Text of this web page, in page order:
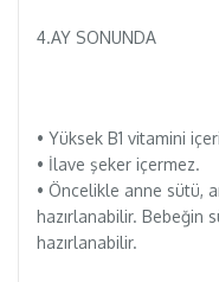
4.AY SONUNDA
• Yüksek B1 vitamini
• İlave şeker içermez.
• Öncelikle anne sütü,
hazırlanabilir. Bebeğin
hazırlanabilir.